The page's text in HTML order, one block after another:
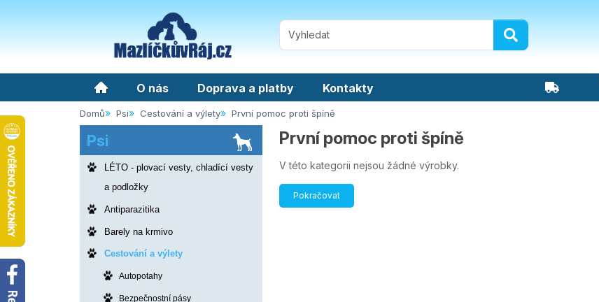
O nás Doprava a platby Kontakty
Domů Psi Cestování a výlety První pomoc proti špíně
Psi
LÉTO - plovací vesty, chladící vesty
a podložky
Antiparazitika
Barely na krmivo
Cestování a výlety
Autopotahy
Bezpečnostní pásy
První pomoc proti špíně
V této kategorii nejsou žádné výrobky.
Pokračovat